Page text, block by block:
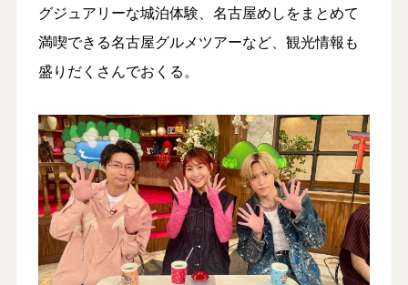
グジュアリーな城泊体験、名古屋めしをまとめて
満喫できる名古屋グルメツアーなど、観光情報も
盛りだくさんでおくる。